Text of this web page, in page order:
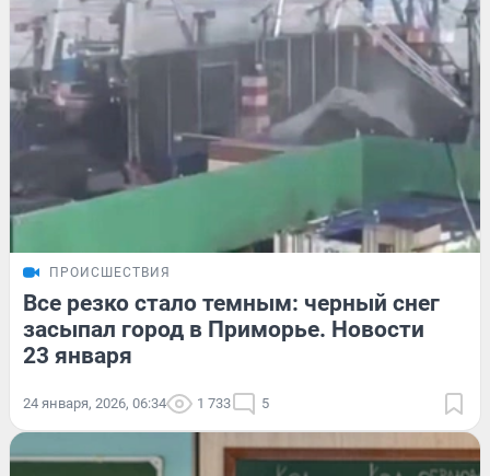
ПРОИСШЕСТВИЯ
Все резко стало темным: черный снег
засыпал город в Приморье. Новости
23 января
24 января, 2026, 06:34 1 733 5